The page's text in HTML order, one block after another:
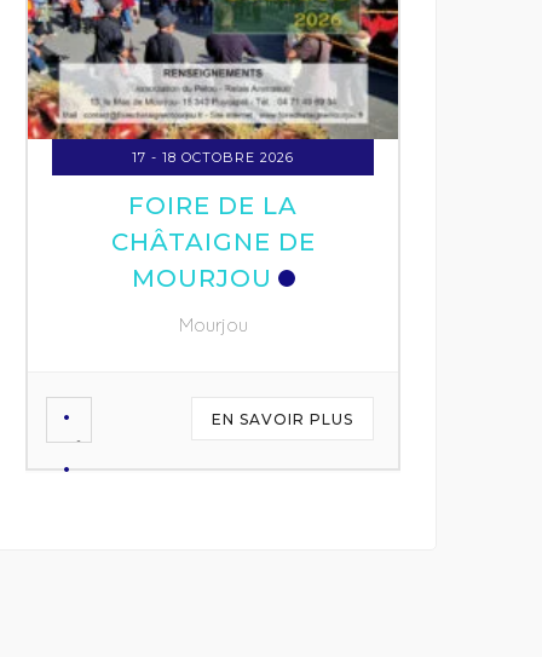
17 - 18 OCTOBRE 2026
FOIRE DE LA
CHÂTAIGNE DE
MOURJOU
Mourjou
EN SAVOIR PLUS